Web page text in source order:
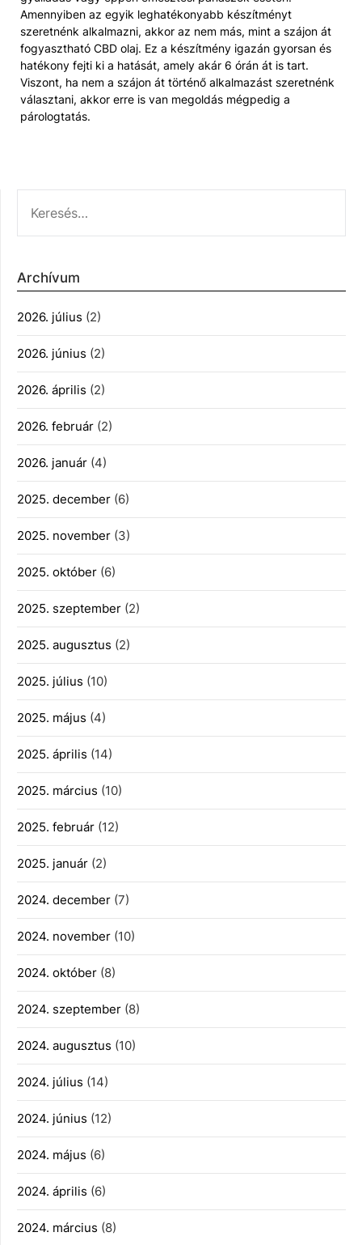
Amennyiben az egyik leghatékonyabb készítményt
szeretnénk alkalmazni, akkor az nem más, mint a szájon át
fogyasztható CBD olaj. Ez a készítmény igazán gyorsan és
hatékony fejti ki a hatását, amely akár 6 órán át is tart.
Viszont, ha nem a szájon át történő alkalmazást szeretnénk
választani, akkor erre is van megoldás mégpedig a
párologtatás.
Archívum
2026. július (2)
2026. június (2)
2026. április (2)
2026. február (2)
2026. január (4)
2025. december (6)
2025. november (3)
2025. október (6)
2025. szeptember (2)
2025. augusztus (2)
2025. július (10)
2025. május (4)
2025. április (14)
2025. március (10)
2025. február (12)
2025. január (2)
2024. december (7)
2024. november (10)
2024. október (8)
2024. szeptember (8)
2024. augusztus (10)
2024. július (14)
2024. június (12)
2024. május (6)
2024. április (6)
2024. március (8)